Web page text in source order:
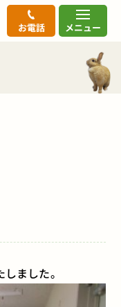
メニュー
お電話
ました。